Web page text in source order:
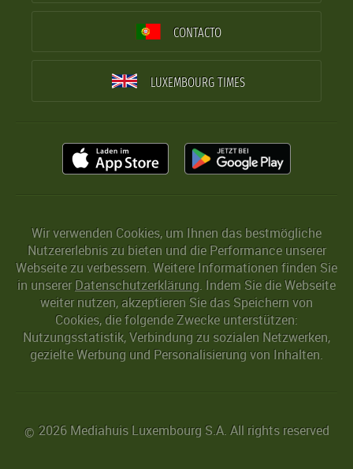
CONTACTO
LUXEMBOURG TIMES
Wir verwenden Cookies, um Ihnen das bestmögliche
Nutzererlebnis zu bieten und die Performance unserer
Webseite zu verbessern. Weitere Informationen finden Sie
in unserer Datenschutzerklärung. Indem Sie die Webseite
weiter nutzen, akzeptieren Sie das Speichern von
Cookies, die folgende Zwecke unterstützen:
Nutzungsstatistik, Verbindung zu sozialen Netzwerken,
gezielte Werbung und Personalisierung von Inhalten.
© 2026 Mediahuis Luxembourg S.A. All rights reserved